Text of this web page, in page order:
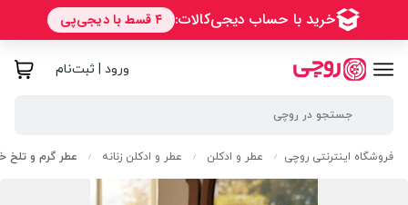
ورود | ثبت‌نام
فروشگاه اینترنتی روچی / عطر و ادکلن / عطر و ادکلن زنانه / عطر گرم و تلخ